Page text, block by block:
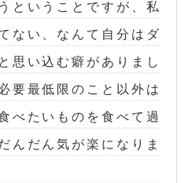
ということですが、私
ない、なんて自分はダ
思い込む癖がありまし
要最低限のこと以外は
べたいものを食べて過
んだん気が楽になりま